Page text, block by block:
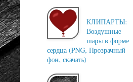
КЛИПАРТЫ:
Воздушные
шары в форме
сердца (PNG, Прозрачный
фон, скачать)